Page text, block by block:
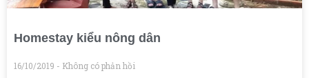
Homestay kiểu nông dân
16/10/2019 Không có phản hồi